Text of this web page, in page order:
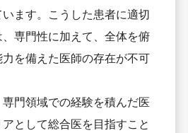
ます。こうした患者に適切
専門性に加えて、全体を俯
を備えた医師の存在が不可
門領域での経験を積んだ医
として総合医を目指すこと